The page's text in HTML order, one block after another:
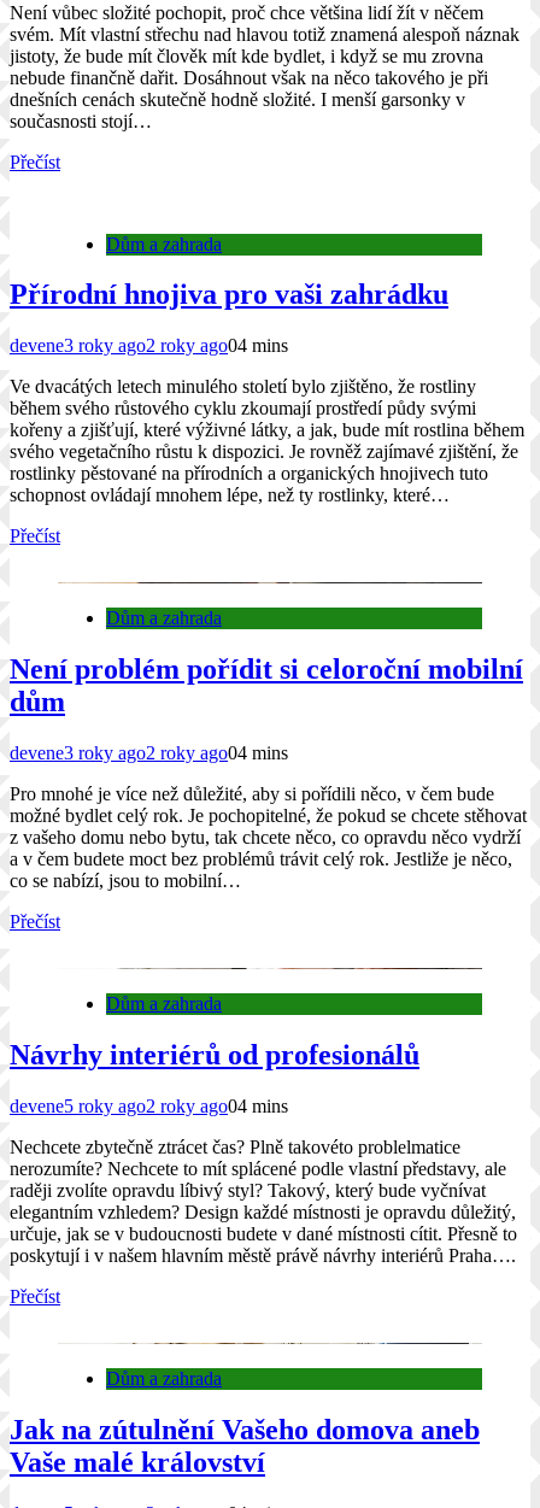
Není vůbec složité pochopit, proč chce většina lidí žít v něčem
svém. Mít vlastní střechu nad hlavou totiž znamená alespoň náznak
jistoty, že bude mít člověk mít kde bydlet, i když se mu zrovna
nebude finančně dařit. Dosáhnout však na něco takového je při
dnešních cenách skutečně hodně složité. I menší garsonky v
současnosti stojí…
Přečíst
Dům a zahrada
Přírodní hnojiva pro vaši zahrádku
devene3 roky ago2 roky ago04 mins
Ve dvacátých letech minulého století bylo zjištěno, že rostliny
během svého růstového cyklu zkoumají prostředí půdy svými
kořeny a zjišťují, které výživné látky, a jak, bude mít rostlina během
svého vegetačního růstu k dispozici. Je rovněž zajímavé zjištění, že
rostlinky pěstované na přírodních a organických hnojivech tuto
schopnost ovládají mnohem lépe, než ty rostlinky, které…
Přečíst
Dům a zahrada
Není problém pořídit si celoroční mobilní
dům
devene3 roky ago2 roky ago04 mins
Pro mnohé je více než důležité, aby si pořídili něco, v čem bude
možné bydlet celý rok. Je pochopitelné, že pokud se chcete stěhovat
z vašeho domu nebo bytu, tak chcete něco, co opravdu něco vydrží
a v čem budete moct bez problémů trávit celý rok. Jestliže je něco,
co se nabízí, jsou to mobilní…
Přečíst
Dům a zahrada
Návrhy interiérů od profesionálů
devene5 roky ago2 roky ago04 mins
Nechcete zbytečně ztrácet čas? Plně takovéto problelmatice
nerozumíte? Nechcete to mít splácené podle vlastní představy, ale
raději zvolíte opravdu líbivý styl? Takový, který bude vyčnívat
elegantním vzhledem? Design každé místnosti je opravdu důležitý,
určuje, jak se v budoucnosti budete v dané místnosti cítit. Přesně to
poskytují i v našem hlavním městě právě návrhy interiérů Praha….
Přečíst
Dům a zahrada
Jak na zútulnění Vašeho domova aneb
Vaše malé království